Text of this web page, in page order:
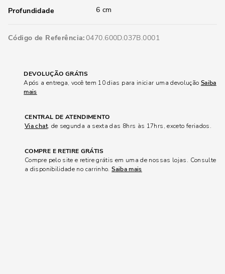
Profundidade 6 cm
Código de Referência 0470.600D.037B.0001
DEVOLUÇÃO GRÁTIS
Após a entrega, você tem 10 dias para iniciar uma devolução Saiba
mais
CENTRAL DE ATENDIMENTO
Via chat, de segunda a sexta das 8hrs às 17hrs, exceto feriados.
COMPRE E RETIRE GRÁTIS
Compre pelo site e retire grátis em uma de nossas lojas. Consulte
a disponibilidade no carrinho.Saiba mais